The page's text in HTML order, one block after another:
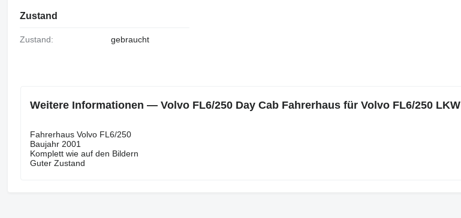
Zustand
Zustand: gebraucht
Weitere Informationen — Volvo FL6/250 Day Cab Fahrerhaus für Volvo FL6/250 LKW
Fahrerhaus Volvo FL6/250
Baujahr 2001
Komplett wie auf den Bildern
Guter Zustand